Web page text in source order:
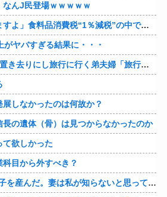
なんJ民登場ｗｗｗｗｗ
【社会】「飲食店潰れますよ」食料品消費税“1％減税”の中で上がる懸念 外食は10％で“9％”差に…一方で対象の弁当店でも悲痛な声「値下げできない…」
がヤバすぎる結果に・・・
【衝撃】0歳児を玄関に置き去りにし旅行に行く弟夫婦「旅行中、1ヶ月世話しろw」18年後に返せと言われ「お前らの子供、捨てたよ?」「は!?」
しなかったのは何故か？
の遺体（骨）は見つからなかったのか
て欲しかった
目から外すべき？
【1/2】妻が不倫相手の子を産んだ。妻は私が知らないと思っている。遠方のため会うのは年に数回程度だが、今も不倫相手とは切れていない。そしてまもなく妻は不倫相手に会いに行く…